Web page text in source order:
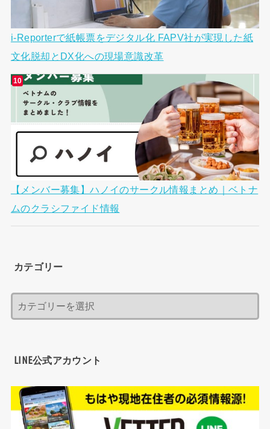
i-Reporterで紙帳票をデジタル化 FAPV社が実現した紙
文化脱却とDX化への現場意識改革
【メンバー募集】ハノイのサークル情報まとめ｜ベトナ
ムのクラシファイド情報
カテゴリー
LINE公式アカウント